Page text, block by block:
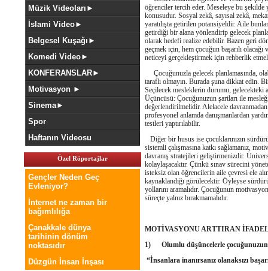
Müzik Videoları►
İslami Video►
Belgesel Kuşağı►
Komedi Video►
KONFERANSLAR►
Motivasyon ►
Sinema►
Spor
Haftanın Videosu
Özel Röportajlar
Gençler Neden Geç
Evleniyor?
İnternet ne zaman bir
bağımlılığa
Çanakkale dünya
tarihinin dönüm
noktasıdır
Düzgün İnsan İnşası
öğrenciler tercih eder. Meseleye bu şekilde
konusudur. Sosyal zekâ, sayısal zekâ,
yaratılışta getirilen potansiyeldir. Aile
getirdiği bir alana yönlendirip gelecek
olarak hedefi realize edebilir. Bazen geri
geçmek için, hem çocuğun başarılı
neticeyi gerçekleştirmek için rehberlik
Çocuğunuzla gelecek planlamasında,
taraflı olmayın. Burada şuna dikkat edin.
Seçilecek mesleklerin durumu, gelecekteki
Üçüncüsü: Çocuğunuzun şartları ile
değerlendirilmelidir. Alelacele
profesyonel anlamda danışmanlardan
testleri yaptırılabilir.
Diğer bir husus ise çocuklarınızın
sistemli çalışmasına katkı sağlamanız,
davranış stratejileri geliştirmenizdir.
kolaylaşacaktır. Çünkü sınav sürecini
isteksiz olan öğrencilerin aile çevresi ele
kaynaklandığı görülecektir. Öyleyse
yollarını aramalıdır. Çocuğunun
süreçte yalnız bırakmamalıdır.
MOTİVASYONU ARTTIRAN
1) Olumlu düşüncelerle çocuğunuzun
“İnsanlara inanırsanız olanaksızı